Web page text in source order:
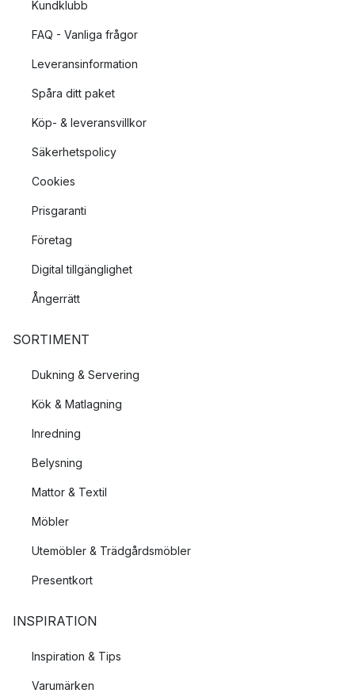
Kundklubb
FAQ - Vanliga frågor
Leveransinformation
Spåra ditt paket
Köp- & leveransvillkor
Säkerhetspolicy
Cookies
Prisgaranti
Företag
Digital tillgänglighet
Ångerrätt
SORTIMENT
Dukning & Servering
Kök & Matlagning
Inredning
Belysning
Mattor & Textil
Möbler
Utemöbler & Trädgårdsmöbler
Presentkort
INSPIRATION
Inspiration & Tips
Varumärken